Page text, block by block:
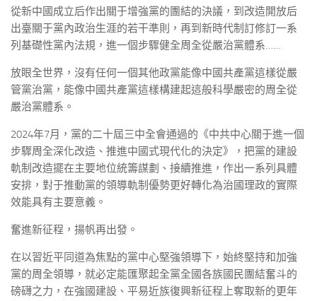
從新中國成立后作出關于增強黨的團結的決議，到改造開放后
出臺關于黨內政治生涯的若干準則，再到新時代制訂修訂一系
列基礎性黨內法規，進一個步驟健全周全從嚴治黨體系……
放眼全世界，沒有任何一個其他政黨能像中國共產黨這樣從嚴
管黨治黨，能像中國共產黨這樣構建起這般科學嚴密的周全從
嚴治黨體系。
2024年7月，黨的二十屆三中全會通過的《中共中心關于進一個
步驟周全深化改造、推進中國式現代化的決定》，把黨的建設
軌制改造擺在主要地位統籌謀劃、接續推進，作出一系列具體
安排，對于推動黨的領導軌制優勢更好轉化為治國理政的實際
效能具有主要意義。
奮進新征程，揚帆再出發。
在以習近平同道為焦點的黨中心堅強領導下，始終堅持和加強
黨的周全領導，就必定能匯聚起全黨全國各族國民團結奮斗的
磅礴之力，在強國建設、平易近族復興新征程上奪取新的更年